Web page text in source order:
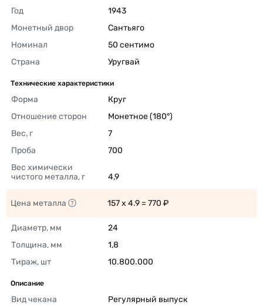
Год
1943
Монетный двор
Сантьяго
Номинал
50 сентимо
Страна
Уругвай
Технические характеристики
Форма
Круг
Отношение сторон
Монетное (180°)
Вес, г
7
Проба
700
Вес химически
чистого металла, г
4,9
Цена металла 157 x 4.9 = 770 ₽
Диаметр, мм
24
Толщина, мм
1,8
Тираж, шт
10.800.000
Описание
Вид чекана
Регулярный выпуск